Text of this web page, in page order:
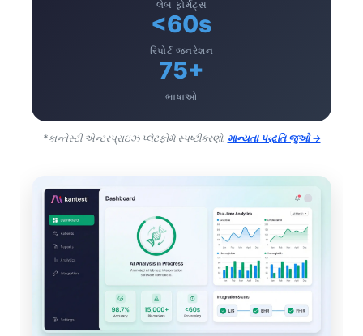
લેબ ફોર્મેટ્સ
<60s
રિપોર્ટ જનરેશન
75+
ભાષાઓ
*કાન્તેસ્ટી એન્ટરપ્રાઇઝ પ્લેટફોર્મ સ્પષ્ટીકરણો. માન્યતા પદ્ધતિ જુઓ →